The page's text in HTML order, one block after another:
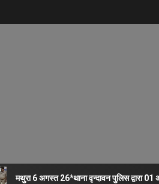
मथुरा 6 अगस्त 26*थाना वृन्दावन पुलिस द्वारा